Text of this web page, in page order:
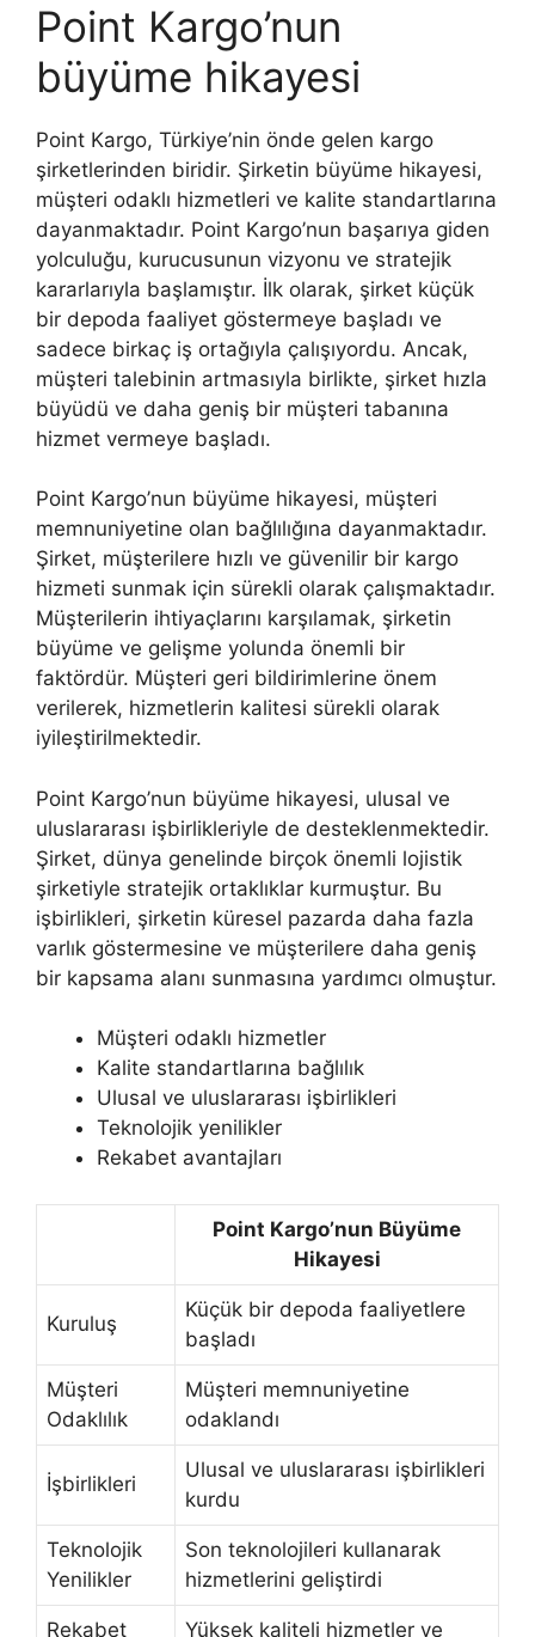
Point Kargo’nun
büyüme hikayesi
Point Kargo, Türkiye’nin önde gelen kargo
şirketlerinden biridir. Şirketin büyüme hikayesi,
müşteri odaklı hizmetleri ve kalite standartlarına
dayanmaktadır. Point Kargo’nun başarıya giden
yolculuğu, kurucusunun vizyonu ve stratejik
kararlarıyla başlamıştır. İlk olarak, şirket küçük
bir depoda faaliyet göstermeye başladı ve
sadece birkaç iş ortağıyla çalışıyordu. Ancak,
müşteri talebinin artmasıyla birlikte, şirket hızla
büyüdü ve daha geniş bir müşteri tabanına
hizmet vermeye başladı.
Point Kargo’nun büyüme hikayesi, müşteri
memnuniyetine olan bağlılığına dayanmaktadır.
Şirket, müşterilere hızlı ve güvenilir bir kargo
hizmeti sunmak için sürekli olarak çalışmaktadır.
Müşterilerin ihtiyaçlarını karşılamak, şirketin
büyüme ve gelişme yolunda önemli bir
faktördür. Müşteri geri bildirimlerine önem
verilerek, hizmetlerin kalitesi sürekli olarak
iyileştirilmektedir.
Point Kargo’nun büyüme hikayesi, ulusal ve
uluslararası işbirlikleriyle de desteklenmektedir.
Şirket, dünya genelinde birçok önemli lojistik
şirketiyle stratejik ortaklıklar kurmuştur. Bu
işbirlikleri, şirketin küresel pazarda daha fazla
varlık göstermesine ve müşterilere daha geniş
bir kapsama alanı sunmasına yardımcı olmuştur.
Müşteri odaklı hizmetler
Kalite standartlarına bağlılık
Ulusal ve uluslararası işbirlikleri
Teknolojik yenilikler
Rekabet avantajları
Point Kargo’nun Büyüme
Hikayesi
Kuruluş
Küçük bir depoda faaliyetlere
başladı
Müşteri
Odaklılık
Müşteri memnuniyetine
odaklandı
İşbirlikleri
Ulusal ve uluslararası işbirlikleri
kurdu
Teknolojik
Yenilikler
Son teknolojileri kullanarak
hizmetlerini geliştirdi
Rekabet Yüksek kaliteli hizmetler ve